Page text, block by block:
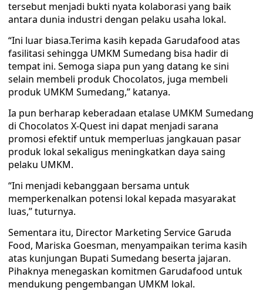
tersebut menjadi bukti nyata kolaborasi yang baik
antara dunia industri dengan pelaku usaha lokal.
“Ini luar biasa.Terima kasih kepada Garudafood atas
fasilitasi sehingga UMKM Sumedang bisa hadir di
tempat ini. Semoga siapa pun yang datang ke sini
selain membeli produk Chocolatos, juga membeli
produk UMKM Sumedang,” katanya.
Ia pun berharap keberadaan etalase UMKM Sumedang
di Chocolatos X-Quest ini dapat menjadi sarana
promosi efektif untuk memperluas jangkauan pasar
produk lokal sekaligus meningkatkan daya saing
pelaku UMKM.
“Ini menjadi kebanggaan bersama untuk
memperkenalkan potensi lokal kepada masyarakat
luas,” tuturnya.
Sementara itu, Director Marketing Service Garuda
Food, Mariska Goesman, menyampaikan terima kasih
atas kunjungan Bupati Sumedang beserta jajaran.
Pihaknya menegaskan komitmen Garudafood untuk
mendukung pengembangan UMKM lokal.